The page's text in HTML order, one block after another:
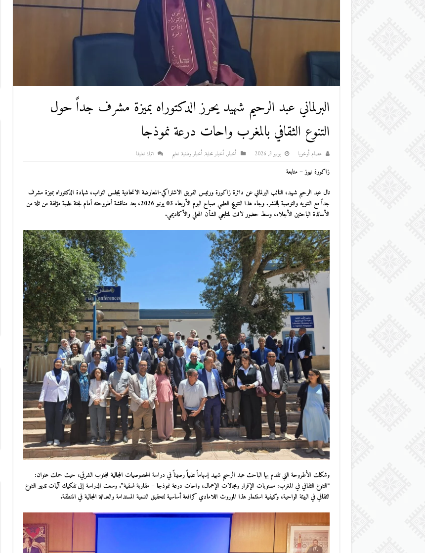
البرلماني عبد الرحيم شهيد يحرز الدكتوراه بميزة مشرف جداً حول
التنوع الثقافي بالمغرب واحات درعة نموذجا
عصام أوخويا يونيو 3, 2026 أخبار, أخبار محلية, أخبار وطنية,تعليم اترك تعليقا
زاكورة نيوز – متابعة
نالعبد الرحيم شهيد، النائب البرلماني عن دائرةزاكورةورئيس الفريق الاشتراكي-المعارضة الاتحادية بمجلس النواب، شهادة الدكتوراه بميزة مشرف
جداً مع التنويه والتوصية بالنشر. وجاء هذا التتويج العلمي صباح اليوم الأربعاء 03 يونيو 2026، بعد مناقشة أطروحته أمام لجنة علمية مؤلفة من ثلة من
الأساتذة الباحثين الأجلاء، وسط حضور لافت لمتابعي الشأن المحلي والأكاديمي.
وشكلت الأطروحة التي تقدم بها الباحثعبد الرحيم شهيد إسهاماً علمياً رصيناً في دراسة الخصوصيات المجالية للجنوب الشرقي، حيث حملت عنوان:
“التنوع الثقافي في المغرب: مستويات الإقرار ومجالات الإعمال، واحات درعة نموذجا – مقاربة نسقية”. وسعت الدراسة إلى تفكيك آليات تدبير التنوع
الثقافي في البيئة الواحية، وكيفية استثمار هذا الموروث اللامادي كرافعة أساسية لتحقيق التنمية المستدامة والعدالة المجالية في المنطقة.